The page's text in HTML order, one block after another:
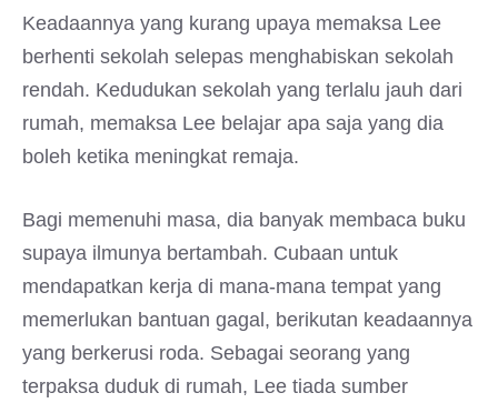
Keadaannya yang kurang upaya memaksa Lee
berhenti sekolah selepas menghabiskan sekolah
rendah. Kedudukan sekolah yang terlalu jauh dari
rumah, memaksa Lee belajar apa saja yang dia
boleh ketika meningkat remaja.
Bagi memenuhi masa, dia banyak membaca buku
supaya ilmunya bertambah. Cubaan untuk
mendapatkan kerja di mana-mana tempat yang
memerlukan bantuan gagal, berikutan keadaannya
yang berkerusi roda. Sebagai seorang yang
terpaksa duduk di rumah, Lee tiada sumber